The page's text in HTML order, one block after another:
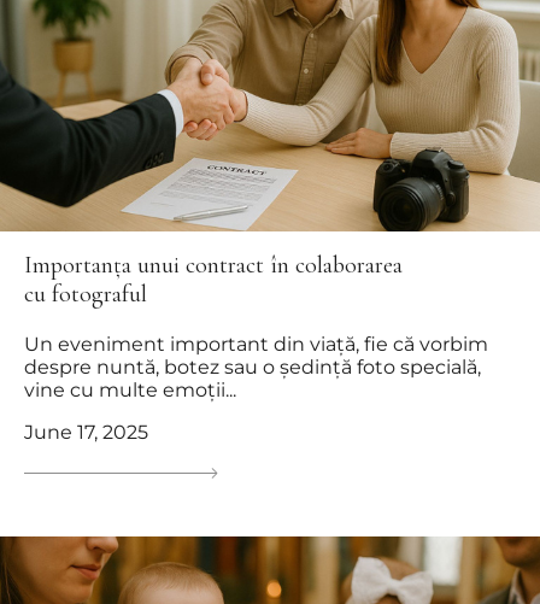
Importanța unui contract în colaborarea
cu fotograful
Un eveniment important din viață, fie că vorbim
despre nuntă, botez sau o ședință foto specială,
vine cu multe emoții...
June 17, 2025